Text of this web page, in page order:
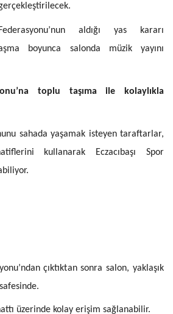
aldığı yas kararı
boyunca salonda müzik yayını
toplu taşıma ile kolaylıkla
sahada yaşamak isteyen taraftarlar,
kullanarak Eczacıbaşı Spor
çıktıktan sonra salon, yaklaşık
üzerinde kolay erişim sağlanabilir.